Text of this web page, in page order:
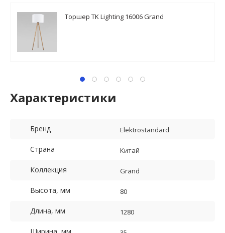
Торшер TK Lighting 16006 Grand
Характеристики
Бренд Elektrostandard
Страна Китай
Коллекция Grand
Высота, мм 80
Длина, мм 1280